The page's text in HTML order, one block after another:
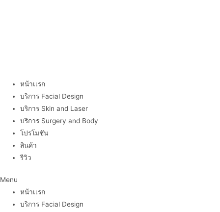
หน้าเเรก
บริการ Facial Design
บริการ Skin and Laser
บริการ Surgery and Body
โปรโมชัน
สินค้า
รีวิว
Menu
หน้าเเรก
บริการ Facial Design